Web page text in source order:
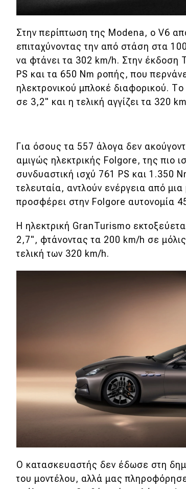
Χρηστικά
Συμβουλές
ΚΤΕΟ
Οδική βοήθεια
eDRIVE
Στην περίπτωση της Modena, o V6
επιταχύνοντας την από στάση στα
να φτάνει τα 302 km/h. Στην έκδοση
PS και τα 650 Nm ροπής, που
ηλεκτρονικού μπλοκέ διαφορικού.
σε 3,2" και η τελική αγγίζει τα 320
Για όσους τα 557 άλογα δεν
αμιγώς ηλεκτρικής Folgore, της πιο
συνδυαστική ισχύ 761 PS και 1.350
τελευταία, αντλούν ενέργεια από
προσφέρει στην Folgore αυτονομία
Η ηλεκτρική GranTurismo
2,7", φτάνοντας τα 200 km/h σε
τελική των 320 km/h.
O κατασκευαστής δεν έδωσε στη
του μοντέλου, αλλά μας